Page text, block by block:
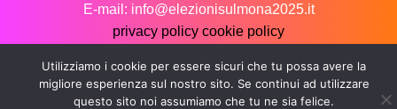
E-mail: info@elezionisulmona2025.it
privacy policy cookie policy
Utilizziamo i cookie per essere sicuri che tu possa avere la
migliore esperienza sul nostro sito. Se continui ad utilizzare
questo sito noi assumiamo che tu ne sia felice.